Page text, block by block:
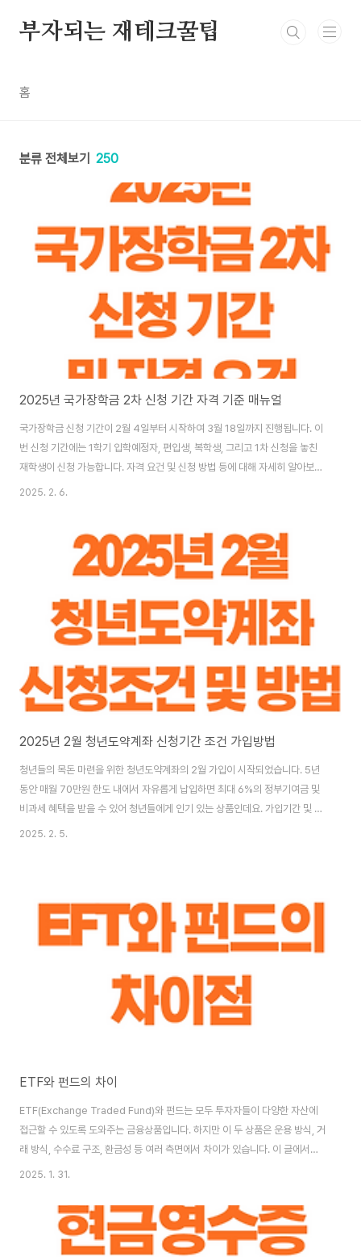
부자되는 재테크꿀팁
홈
분류 전체보기 250
2025년 국가장학금 2차 신청 기간 자격 기준 매뉴얼
국가장학금 신청 기간이 2월 4일부터 시작하여 3월 18일까지 진행됩니다. 이
번 신청 기간에는 1학기 입학예정자, 편입생, 복학생, 그리고 1차 신청을 놓친
재학생이 신청 가능합니다. 자격 요건 및 신청 방법 등에 대해 자세히 알아보겠
습니다. [목차여기] 2025년 국가장학금 국가장학금은 대학생들의 등록금
신청 자격 역시 소득과 재산이 일정 요건을 충족해야 합니다. 국가장학금은 소
득에 따라 지원되는 Ⅰ유형과 대학별, 성적별로 지급되는 Ⅱ 유형으로 나뉩니다.
특히 2025년부터는 기존 8구간까지였던 지원 유형이 9구간까지 확대되면서
약 50만..
2025. 2. 6.
2025년 2월 청년도약계좌 신청기간 조건 가입방법
청년들의 목돈 마련을 위한 청년도약계좌의 2월 가입이 시작되었습니다. 5년
동안 매월 70만원 한도 내에서 자유롭게 납입하면 최대 6%의 정부기여금 및
비과세 혜택을 받을 수 있어 청년들에게 인기 있는 상품인데요. 가입기간 및 가
입 방법, 가입 조건 등에 대해 자세히 알아보겠습니다. [목차여기] 청년도
모든 가입자가 실제로 납입한 금액 만큼 기여금을 매칭할 수 있도록 월 매칭한
도를 납입한도인 70만원까지 확대되었습니다. 청년도약계좌 공지 바로가기
👉 청..
2025. 2. 5.
ETF와 펀드의 차이
ETF(Exchange Traded Fund)와 펀드는 모두 투자자들이 다양한 자산에
접근할 수 있도록 도와주는 금융상품입니다. 하지만 이 두 상품은 운용 방식, 거
래 방식, 수수료 구조, 환금성 등 여러 측면에서 차이가 있습니다. 이 글에서는
ETF와 펀드의 주요 차이점을 중심으로 각각의 특징을 살펴보겠습니다. [목
처럼 증권거래소에서 자유롭게 사고팔 수 있는 펀드입니다. ETF는 특정 지수,
상품, 채권, 또는 여러 자산의 집합을 추종하며, 이를 통해 투자자들은 단일 거
래로 다양한 자산에 투자할 수 있습니다. ETF의 특징 ✔️ 거래소 상장: ETF는
2025. 1. 31.